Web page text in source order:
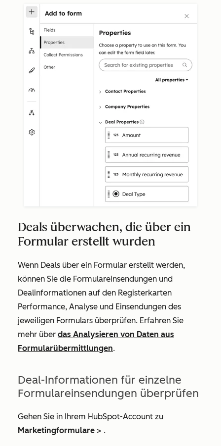
Deals überwachen, die über ein
Formular erstellt wurden
Wenn Deals über ein Formular erstellt werden,
können Sie die Formulareinsendungen und
Dealinformationen auf den Registerkarten
Performance, Analyse und Einsendungen des
jeweiligen Formulars überprüfen. Erfahren Sie
mehr über das Analysieren von Daten aus
Formularübermittlungen.
Deal-Informationen für einzelne
Formulareinsendungen überprüfen
Gehen Sie in Ihrem HubSpot-Account zu
Marketingformulare > .